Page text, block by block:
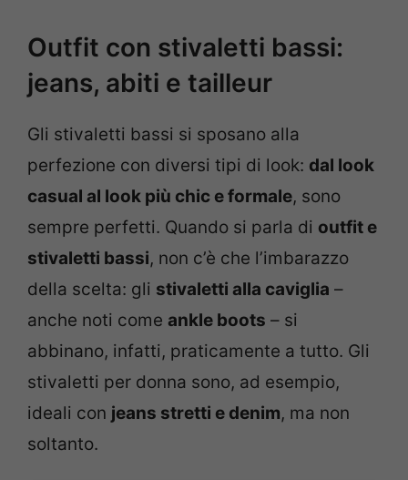
Outfit con stivaletti bassi:
jeans, abiti e tailleur
Gli stivaletti bassi si sposano alla
perfezione con diversi tipi di look: dal look
casual al look più chic e formale, sono
sempre perfetti. Quando si parla di outfit e
stivaletti bassi, non c’è che l’imbarazzo
della scelta: gli stivaletti alla caviglia –
anche noti come ankle boots – si
abbinano, infatti, praticamente a tutto. Gli
stivaletti per donna sono, ad esempio,
ideali con jeans stretti e denim, ma non
soltanto.